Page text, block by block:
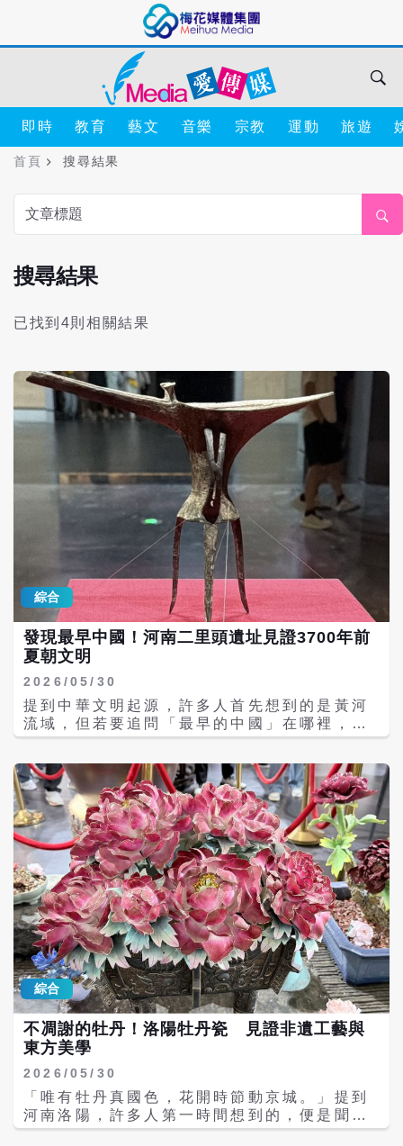
即時 教育 藝文 音樂 宗教 運動 旅遊
首頁 搜尋結果
搜尋結果
已找到4則相關結果
綜合
發現最早中國！河南二里頭遺址見證3700年前
夏朝文明
2026/05/30
提到中華文明起源，許多人首先想到的是黃河
流域，但若要追問「最早的中國」在哪裡，答
案很可能就在河南洛陽偃師的二里頭遺址。 被
里頭不只是中國考古史上的重大發現，更被認
為是中華文明從「多元部落」邁向「王朝國
家」的重要轉折點。2018年，中國「中華文明
探源工程」更明確指出，以二里頭遺址為代表
的二里頭文化，是中華文明總進程的重要核心
與引領者，也開啟了夏、商、周三代文明序
幕。 為進一步展示考古成果，中國大陸官方將
「二里頭夏都遺址博物館」列為「十三五」重
大文化工程，博物館2017年動工、2019年正
式開館，目前已成為大陸國家一級博物館與國
家AAAA級景區。 博物館坐落於河南洛陽偃師
區，直接依托距今約3750年至3520年的二里
頭遺址而建。建築外觀猶如一把鑲嵌綠松石的
「鑰匙」，象徵開啟夏朝文明之門。館內透過
「第一王朝」、「赫赫夏都」等常設展，系統
介紹二里頭遺址超過60年的考古發掘成果。
其中，最受矚目的，莫過於被稱為「中華第一
分，由超過2000片綠松石拼接而成，龍身蜿蜒
流暢，展現極高工藝水準。考古學界普遍認
綜合
不凋謝的牡丹！洛陽牡丹瓷 見證非遺工藝與
東方美學
2026/05/30
「唯有牡丹真國色，花開時節動京城。」提到
河南洛陽，許多人第一時間想到的，便是聞名
華人世界的牡丹花。而近年洛陽更透過結合陶